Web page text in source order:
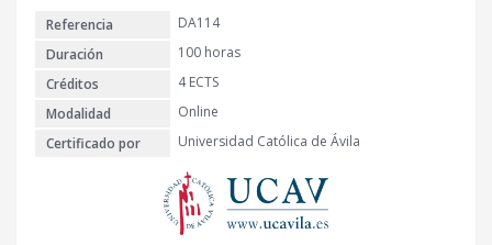
Referencia
DA114
Duración
100 horas
Créditos
4 ECTS
Modalidad
Online
Certificado por
Universidad Católica de Ávila